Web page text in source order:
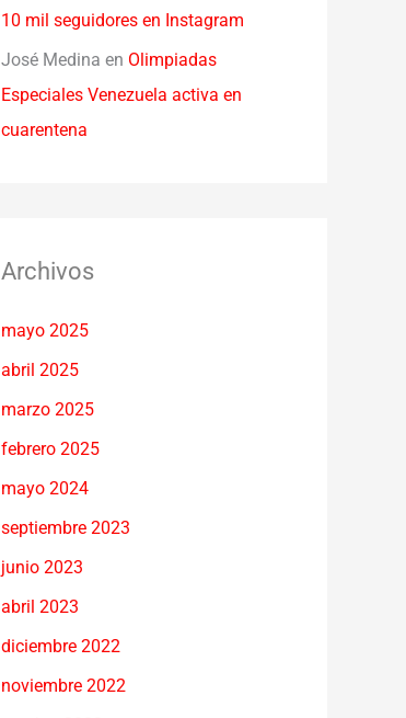
10 mil seguidores en Instagram
José Medina en Olimpiadas
Especiales Venezuela activa en
cuarentena
Archivos
mayo 2025
abril 2025
marzo 2025
febrero 2025
mayo 2024
septiembre 2023
junio 2023
abril 2023
diciembre 2022
noviembre 2022